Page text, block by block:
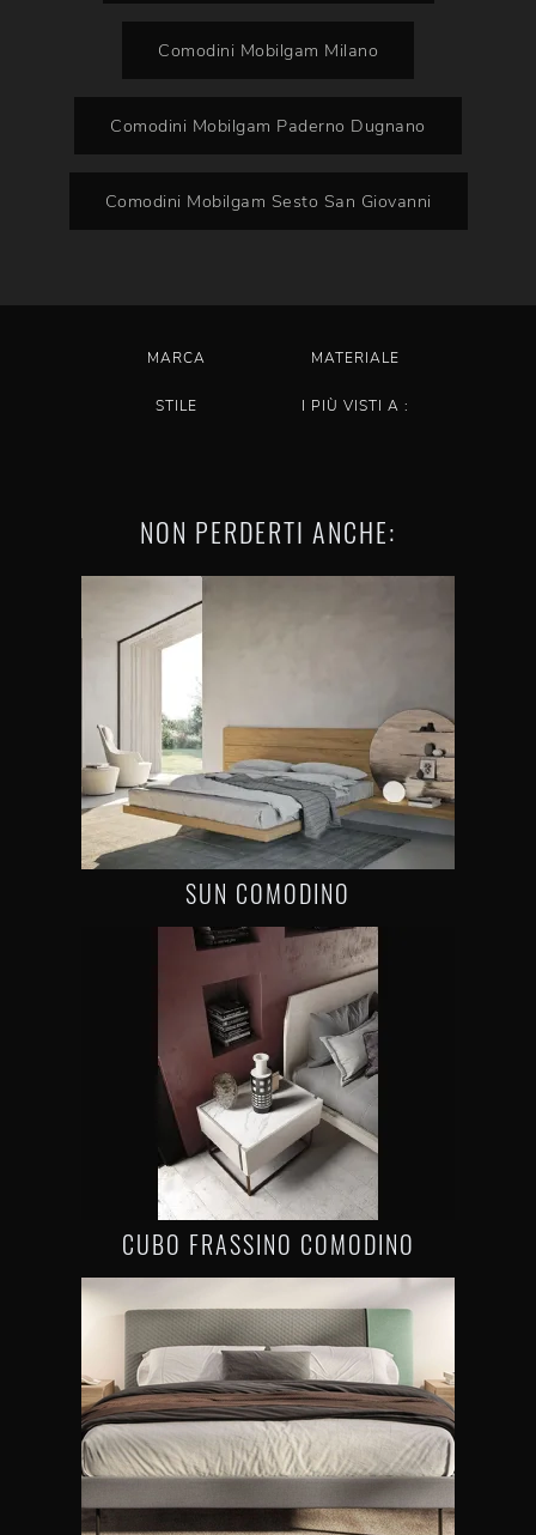
Comodini Mobilgam Milano
Comodini Mobilgam Paderno Dugnano
Comodini Mobilgam Sesto San Giovanni
MARCA MATERIALE
STILE I PIÙ VISTI A :
NON PERDERTI ANCHE:
SUN COMODINO
CUBO FRASSINO COMODINO